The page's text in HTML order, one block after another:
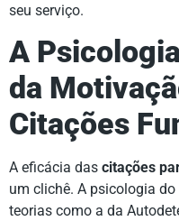
seu serviço.
A
da
Citações
A eficácia das citações
um clichê. A psicologia do
teorias como a da